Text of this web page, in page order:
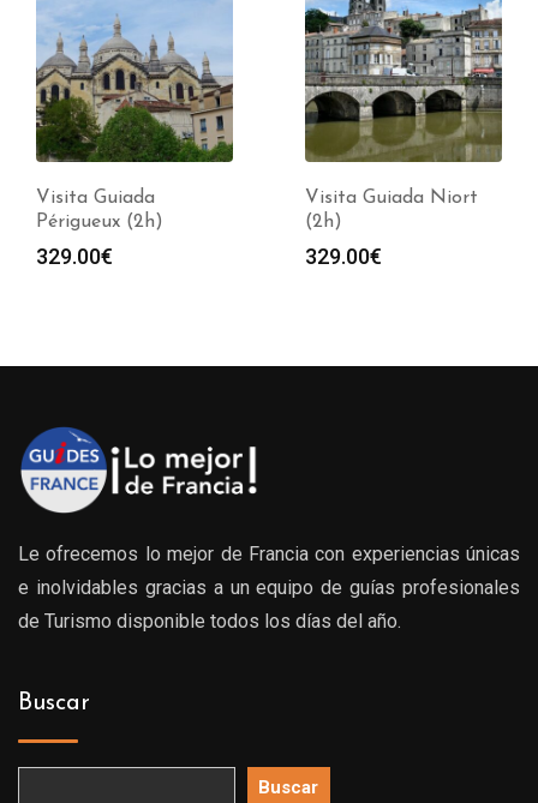
Visita Guiada
Périgueux (2h)
329.00€
Visita Guiada Niort
(2h)
329.00€
Le ofrecemos lo mejor de Francia con experiencias únicas
e inolvidables gracias a un equipo de guías profesionales
de Turismo disponible todos los días del año.
Buscar
Buscar